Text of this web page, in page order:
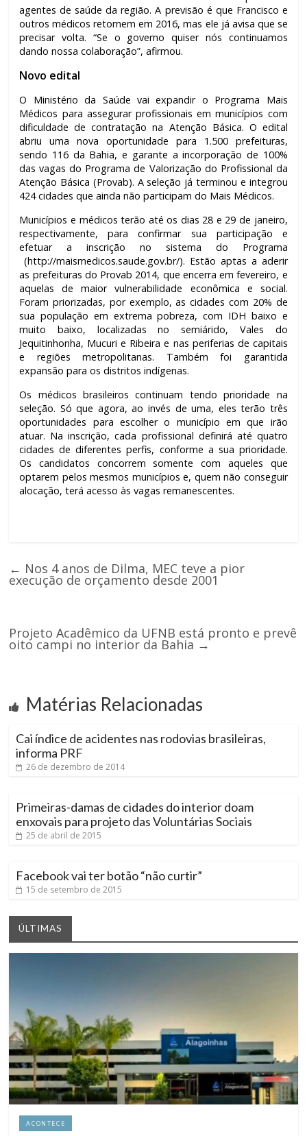
agentes de saúde da região. A previsão é que Francisco e
outros médicos retornem em 2016, mas ele já avisa que se
precisar volta. “Se o governo quiser nós continuamos
dando nossa colaboração”, afirmou.
Novo edital
O Ministério da Saúde vai expandir o Programa Mais
Médicos para assegurar profissionais em municípios com
dificuldade de contratação na Atenção Básica. O edital
abriu uma nova oportunidade para 1.500 prefeituras,
sendo 116 da Bahia, e garante a incorporação de 100%
das vagas do Programa de Valorização do Profissional da
Atenção Básica (Provab). A seleção já terminou e integrou
424 cidades que ainda não participam do Mais Médicos.
Municípios e médicos terão até os dias 28 e 29 de janeiro,
respectivamente, para confirmar sua participação e
efetuar a inscrição no sistema do Programa
(http://maismedicos.saude.gov.br/). Estão aptas a aderir
as prefeituras do Provab 2014, que encerra em fevereiro, e
aquelas de maior vulnerabilidade econômica e social.
Foram priorizadas, por exemplo, as cidades com 20% de
sua população em extrema pobreza, com IDH baixo e
muito baixo, localizadas no semiárido, Vales do
Jequitinhonha, Mucuri e Ribeira e nas periferias de capitais
e regiões metropolitanas. Também foi garantida
expansão para os distritos indígenas.
Os médicos brasileiros continuam tendo prioridade na
seleção. Só que agora, ao invés de uma, eles terão três
oportunidades para escolher o município em que irão
atuar. Na inscrição, cada profissional definirá até quatro
cidades de diferentes perfis, conforme a sua prioridade.
Os candidatos concorrem somente com aqueles que
optarem pelos mesmos municípios e, quem não conseguir
alocação, terá acesso às vagas remanescentes.
← Nos 4 anos de Dilma, MEC teve a pior
execução de orçamento desde 2001
Projeto Acadêmico da UFNB está pronto e prevê
oito campi no interior da Bahia →
Matérias Relacionadas
Cai índice de acidentes nas rodovias brasileiras,
informa PRF
26 de dezembro de 2014
Primeiras-damas de cidades do interior doam
enxovais para projeto das Voluntárias Sociais
25 de abril de 2015
Facebook vai ter botão “não curtir”
15 de setembro de 2015
ÚLTIMAS
ACONTECE